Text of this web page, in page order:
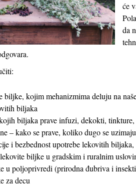
će
da
biljke, kojim mehanizmima deluju na
biljaka
biljaka prave infuzi, dekokti,
– kako se prave, koliko dugo se uzimaju
i bezbednost upotrebe lekovitih
biljke u gradskim i ruralnim
u poljoprivredi (prirodna đubriva i
za decu